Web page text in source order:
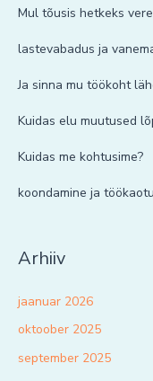
Mul tõusis hetkeks
lastevabadus ja
Ja sinna mu töökoht
Kuidas elu muutused
Kuidas me kohtusime?
koondamine ja
Arhiiv
jaanuar 2026
oktoober 2025
september 2025